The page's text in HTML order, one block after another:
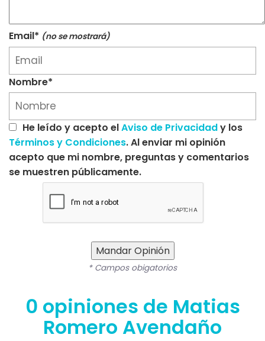
Email* (no se mostrará)
Nombre*
He leído y acepto elAviso de Privacidady los
Términos y Condiciones. Al enviar mi opinión
acepto que mi nombre, preguntas y comentarios
se muestren públicamente.
Mandar Opinión
* Campos obigatorios
0 opiniones de Matias
Romero Avendaño